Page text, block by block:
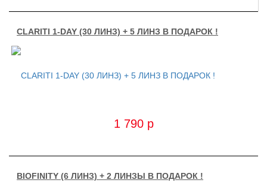
CLARITI 1-DAY (30 ЛИНЗ) + 5 ЛИНЗ В ПОДАРОК !
1 790 p
BIOFINITY (6 ЛИНЗ) + 2 ЛИНЗЫ В ПОДАРОК !